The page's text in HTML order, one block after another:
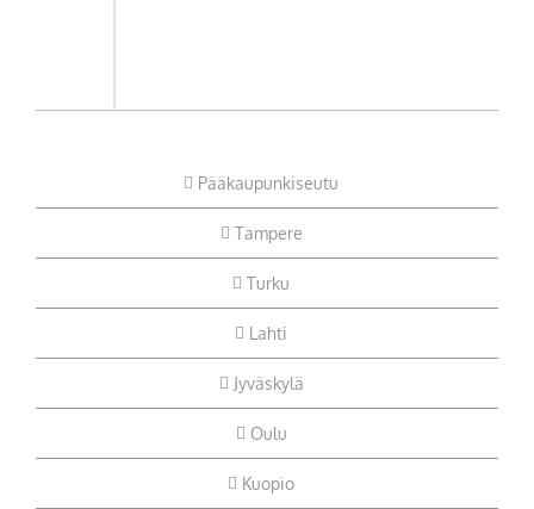
Pääkaupunkiseutu
Tampere
Turku
Lahti
Jyväskylä
Oulu
Kuopio